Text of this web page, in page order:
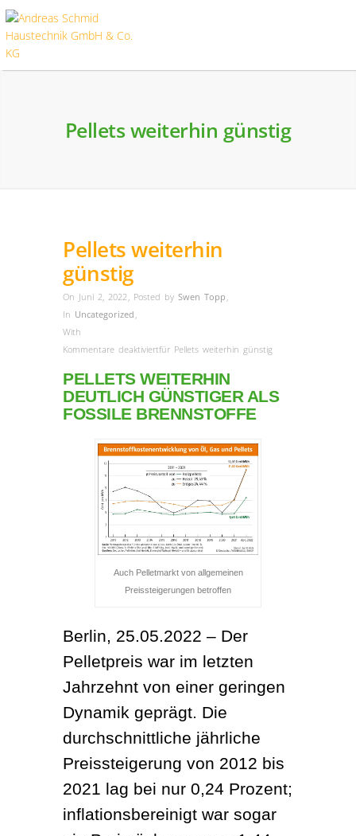
Pellets weiterhin günstig
Pellets weiterhin
günstig
On Juni 2, 2022, Posted by Swen Topp ,
In Uncategorized ,
With
Kommentare deaktiviertfür Pellets weiterhin günstig
PELLETS WEITERHIN
DEUTLICH GÜNSTIGER ALS
FOSSILE BRENNSTOFFE​
Auch Pelletmarkt von allgemeinen
Preissteigerungen betroffen
Berlin, 25.05.2022 – Der
Pelletpreis war im letzten
Jahrzehnt von einer geringen
Dynamik geprägt. Die
durchschnittliche jährliche
Preissteigerung von 2012 bis
2021 lag bei nur 0,24 Prozent;
inflationsbereinigt war sogar